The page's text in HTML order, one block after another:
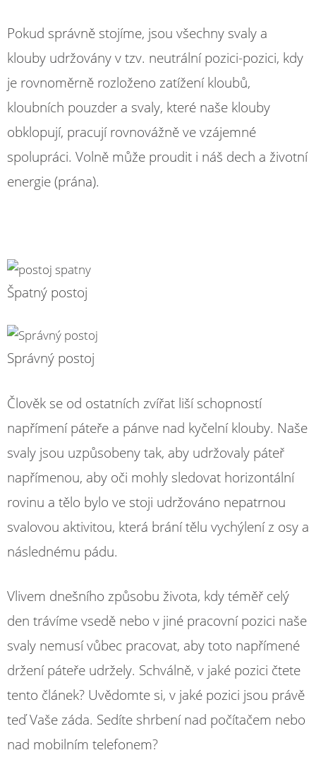
Pokud správně stojíme, jsou všechny svaly a
klouby udržovány v tzv. neutrální pozici-pozici, kdy
je rovnoměrně rozloženo zatížení kloubů,
kloubních pouzder a svaly, které naše klouby
obklopují, pracují rovnovážně ve vzájemné
spolupráci. Volně může proudit i náš dech a životní
energie (prána).
Špatný postoj
Správný postoj
Člověk se od ostatních zvířat liší schopností
napřímení páteře a pánve nad kyčelní klouby. Naše
svaly jsou uzpůsobeny tak, aby udržovaly páteř
napřímenou, aby oči mohly sledovat horizontální
rovinu a tělo bylo ve stoji udržováno nepatrnou
svalovou aktivitou, která brání tělu vychýlení z osy a
následnému pádu.
Vlivem dnešního způsobu života, kdy téměř celý
den trávíme vsedě nebo v jiné pracovní pozici naše
svaly nemusí vůbec pracovat, aby toto napřímené
držení páteře udržely. Schválně, v jaké pozici čtete
tento článek? Uvědomte si, v jaké pozici jsou právě
teď Vaše záda. Sedíte shrbení nad počítačem nebo
nad mobilním telefonem?